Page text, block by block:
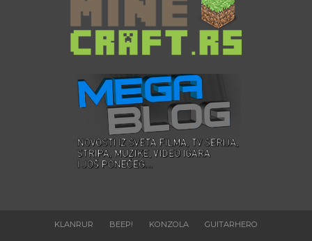
KLANRUR BEEP! KONZOLA GUITARHERO